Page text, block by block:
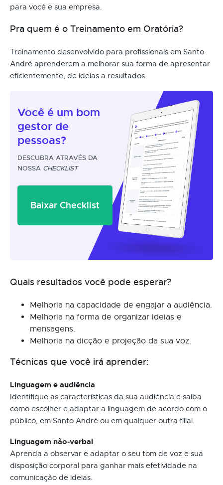
para você e sua empresa.
Pra quem é o Treinamento em Oratória?
Treinamento desenvolvido para profissionais em Santo
André aprenderem a melhorar sua forma de apresentar
eficientemente, de ideias a resultados.
Você é um bom
gestor de
pessoas?
DESCUBRA ATRAVÉS DA
NOSSA CHECKLIST
Baixar Checklist
Quais resultados você pode esperar?
Melhoria na capacidade de engajar a audiência.
Melhoria na forma de organizar ideias e
mensagens.
Melhoria na dicção e projeção da sua voz.
Técnicas que você irá aprender:
Linguagem e audiência
Identifique as características da sua audiência e saiba
como escolher e adaptar a linguagem de acordo com o
público, em Santo André ou em qualquer outra filial.
Linguagem não-verbal
Aprenda a observar e adaptar o seu tom de voz e sua
disposição corporal para ganhar mais efetividade na
comunicação de ideias.